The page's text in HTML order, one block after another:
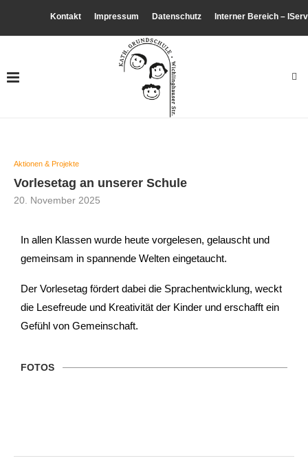
Kontakt Impressum Datenschutz Interner Bereich – IServ
Aktionen & Projekte
Vorlesetag an unserer Schule
20. November 2025
In allen Klassen wurde heute vorgelesen, gelauscht und
gemeinsam in spannende Welten eingetaucht.
Der Vorlesetag fördert dabei die Sprachentwicklung, weckt
die Lesefreude und Kreativität der Kinder und erschafft ein
Gefühl von Gemeinschaft.
FOTOS